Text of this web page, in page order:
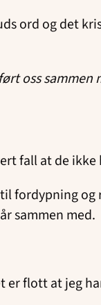
ord og det
oss sammen
fall at de
og
sammen med.
flott at jeg